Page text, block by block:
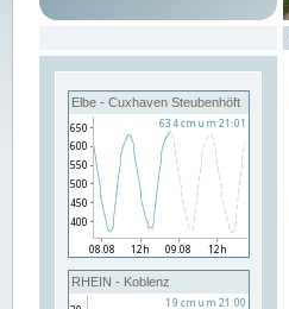
Elbe - Cuxhaven Steubenhöft
RHEIN - Koblenz